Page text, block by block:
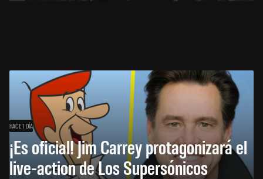
HACE 1 DÍA
¡Es oficial! Jim Carrey protagonizará el
live-action de Los Supersónicos